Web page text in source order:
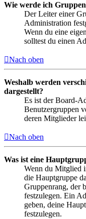
Wie werde ich
Der Leiter einer
Administration
Wenn du eine
solltest du einen
Nach oben
Weshalb werden
dargestellt?
Es ist der Board-
Benutzergruppen
deren Mitglieder
Nach oben
Was ist eine
Wenn du Mitglied
die Hauptgruppe
Gruppenrang, der
festzulegen. Ein
geben, deine
festzulegen.